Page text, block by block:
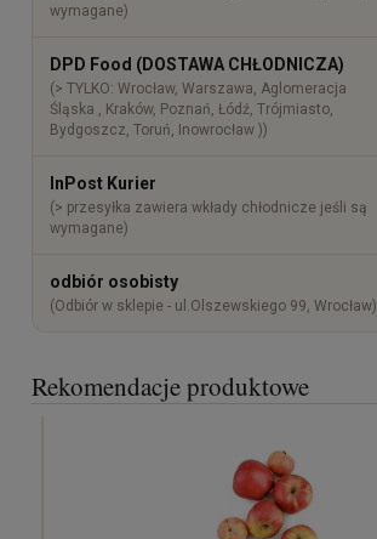
wymagane)
DPD Food (DOSTAWA CHŁODNICZA)
(> TYLKO: Wrocław, Warszawa, Aglomeracja
Śląska , Kraków, Poznań, Łódź, Trójmiasto,
Bydgoszcz, Toruń, Inowrocław ))
InPost Kurier
(> przesyłka zawiera wkłady chłodnicze jeśli są
wymagane)
odbiór osobisty
(Odbiór w sklepie - ul.Olszewskiego 99, Wrocław)
Rekomendacje produktowe